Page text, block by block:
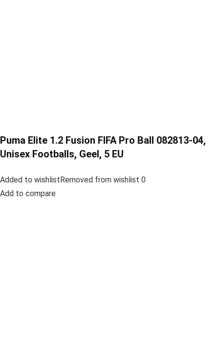
Puma Elite 1.2 Fusion FIFA Pro Ball 082813-04,
Unisex Footballs, Geel, 5 EU
Added to wishlistRemoved from wishlist 0
Add to compare